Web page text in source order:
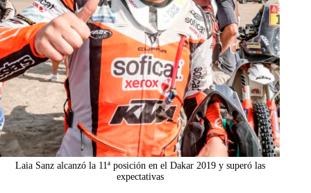
Laia Sanz alcanzó la 11ª posición en el Dakar 2019 y superó las
expectativas